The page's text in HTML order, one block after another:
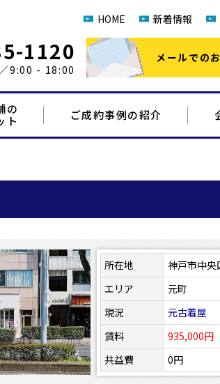
HOME 新着情報
1120
9:00 - 18:00
メールでの
の
ト
ご成約事例の紹介
所在地
神戸市中央
エリア
元町
現況
元古着屋
賃料
935,000円
共益費
0円